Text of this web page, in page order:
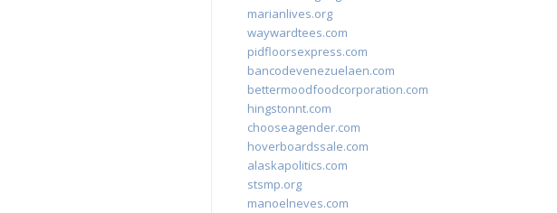
marianlives.org
waywardtees.com
pidfloorsexpress.com
bancodevenezuelaen.com
bettermoodfoodcorporation.com
hingstonnt.com
chooseagender.com
hoverboardssale.com
alaskapolitics.com
stsmp.org
manoelneves.com